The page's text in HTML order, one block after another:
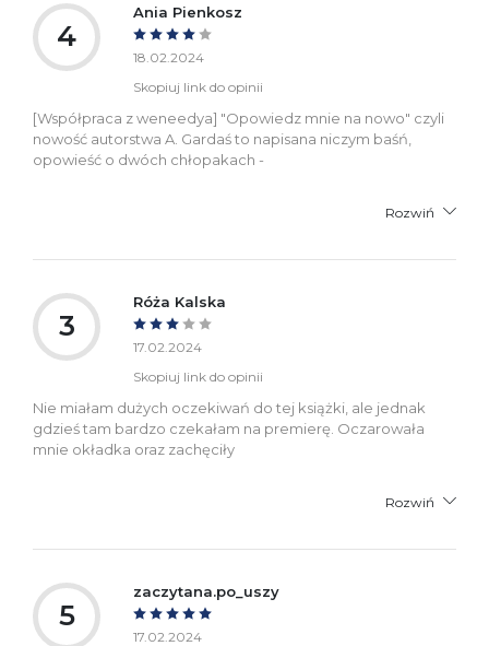
4
Ania Pienkosz
18.02.2024
Skopiuj link do opinii
[Współpraca z weneedya] "Opowiedz mnie na nowo" czyli
nowość autorstwa A. Gardaś to napisana niczym baśń,
opowieść o dwóch chłopakach -
Rozwiń
3
Róża Kalska
17.02.2024
Skopiuj link do opinii
Nie miałam dużych oczekiwań do tej książki, ale jednak
gdzieś tam bardzo czekałam na premierę. Oczarowała
mnie okładka oraz zachęciły
Rozwiń
5
zaczytana.po_uszy
17.02.2024